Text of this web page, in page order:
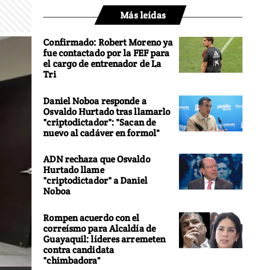
Más leídas
Confirmado: Robert Moreno ya
fue contactado por la FEF para
el cargo de entrenador de La
Tri
Daniel Noboa responde a
Osvaldo Hurtado tras llamarlo
"criptodictador": "Sacan de
nuevo al cadáver en formol"
ADN rechaza que Osvaldo
Hurtado llame
"criptodictador" a Daniel
Noboa
Rompen acuerdo con el
correísmo para Alcaldía de
Guayaquil: líderes arremeten
contra candidata
"chimbadora"